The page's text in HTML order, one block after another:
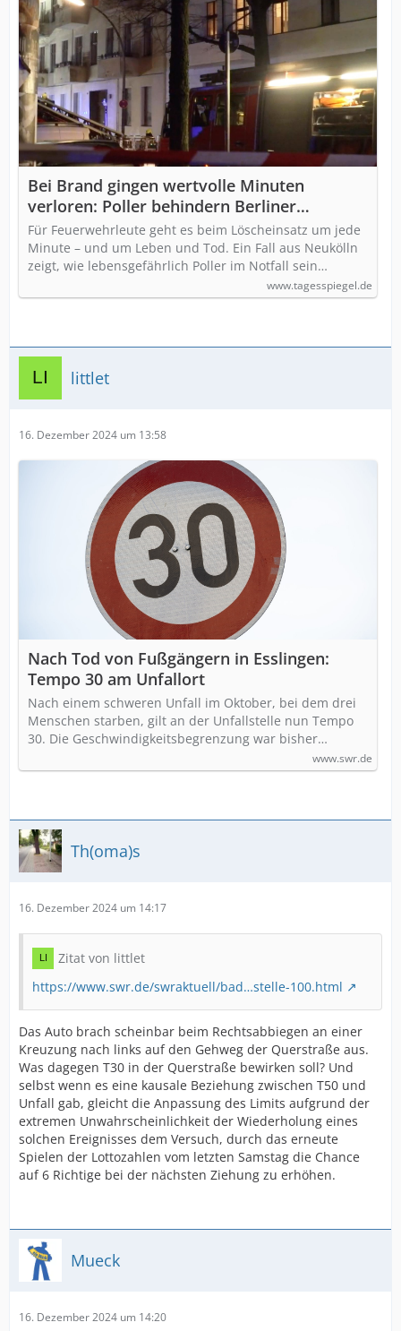
Bei Brand gingen wertvolle Minuten
verloren: Poller behindern Berliner
Feuerwehr in Neukölln beim Löscheinsatz
Für Feuerwehrleute geht es beim Löscheinsatz um jede
Minute – und um Leben und Tod. Ein Fall aus Neukölln
zeigt, wie lebensgefährlich Poller im Notfall sein…
www.tagesspiegel.de
littlet
16. Dezember 2024 um 13:58
Nach Tod von Fußgängern in Esslingen:
Tempo 30 am Unfallort
Nach einem schweren Unfall im Oktober, bei dem drei
Menschen starben, gilt an der Unfallstelle nun Tempo
30. Die Geschwindigkeitsbegrenzung war bisher…
www.swr.de
Th(oma)s
16. Dezember 2024 um 14:17
Zitat von littlet
https://www.swr.de/swraktuell/bad…stelle-100.html
Das Auto brach scheinbar beim Rechtsabbiegen an einer
Kreuzung nach links auf den Gehweg der Querstraße aus.
Was dagegen T30 in der Querstraße bewirken soll? Und
selbst wenn es eine kausale Beziehung zwischen T50 und
Unfall gab, gleicht die Anpassung des Limits aufgrund der
extremen Unwahrscheinlichkeit der Wiederholung eines
solchen Ereignisses dem Versuch, durch das erneute
Spielen der Lottozahlen vom letzten Samstag die Chance
auf 6 Richtige bei der nächsten Ziehung zu erhöhen.
Mueck
16. Dezember 2024 um 14:20